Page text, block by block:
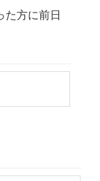
た方に前日